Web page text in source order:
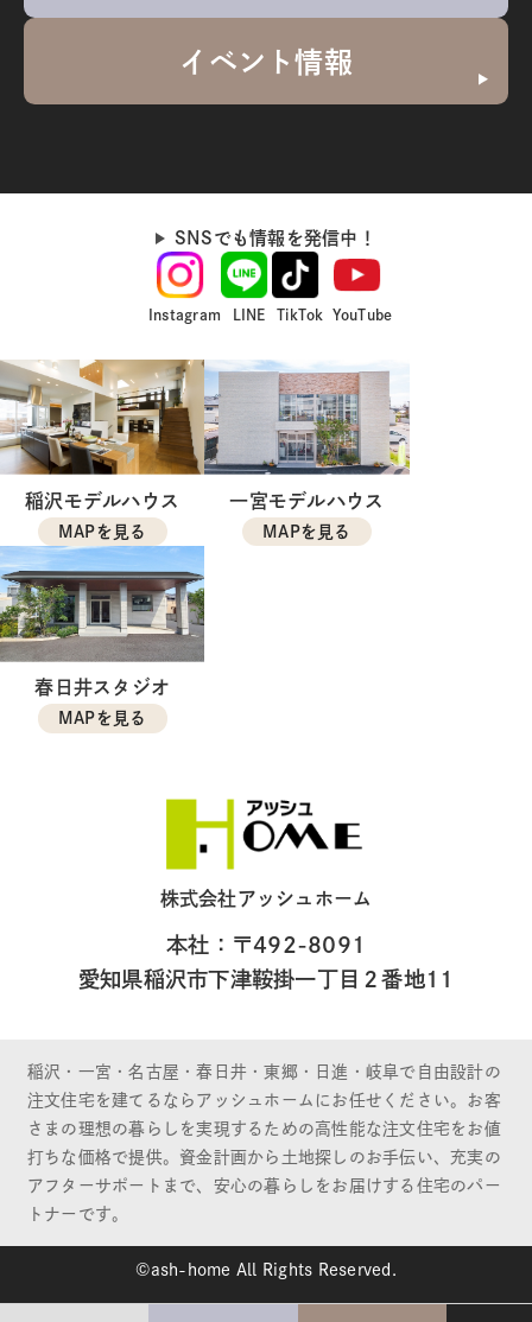
イベント情報
SNSでも情報を発信中！
Instagram LINE TikTok YouTube
稲沢モデルハウス
MAPを見る
一宮モデルハウス
MAPを見る
春日井スタジオ
MAPを見る
株式会社アッシュホーム
本社：〒492-8091
愛知県稲沢市下津鞍掛一丁目２番地11
稲沢・一宮・名古屋・春日井・東郷・日進・岐阜で自由設計の
注文住宅を建てるならアッシュホームにお任せください。お客
さまの理想の暮らしを実現するための高性能な注文住宅をお値
打ちな価格で提供。資金計画から土地探しのお手伝い、充実の
アフターサポートまで、安心の暮らしをお届けする住宅のパー
トナーです。
©ash-home All Rights Reserved.